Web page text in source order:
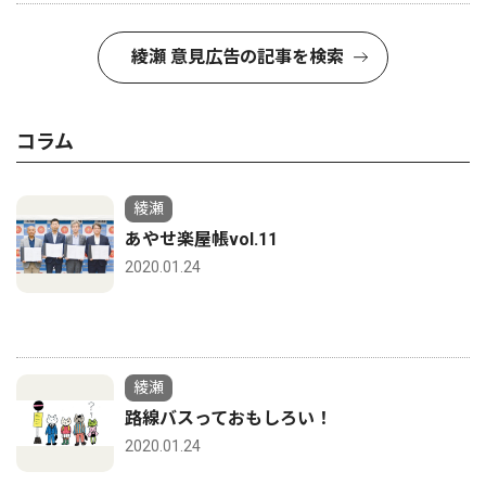
綾瀬 意見広告の記事を検索
コラム
綾瀬
あやせ楽屋帳vol.11
2020.01.24
綾瀬
路線バスっておもしろい！
2020.01.24